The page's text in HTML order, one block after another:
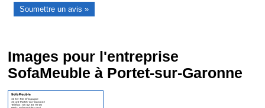
Images pour l'entreprise
SofaMeuble à Portet-sur-Garonne